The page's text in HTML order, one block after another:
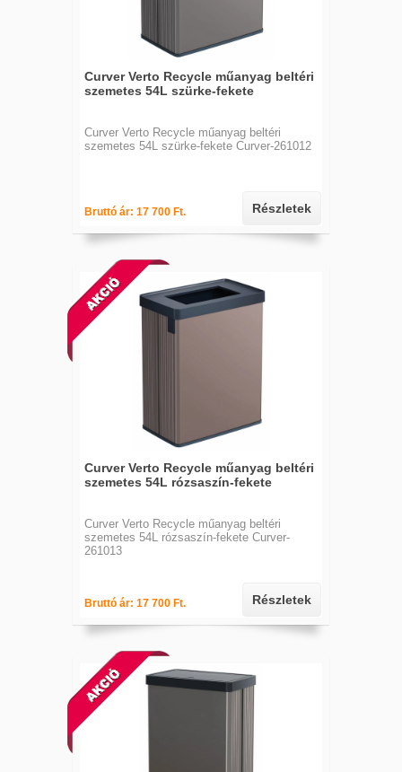
Curver Verto Recycle műanyag beltéri
szemetes 54L szürke-fekete
Curver Verto Recycle műanyag beltéri
szemetes 54L szürke-fekete Curver-261012
Bruttó ár: 17 700 Ft. Részletek
Curver Verto Recycle műanyag beltéri
szemetes 54L rózsaszín-fekete
Curver Verto Recycle műanyag beltéri
szemetes 54L rózsaszín-fekete Curver-
261013
Bruttó ár: 17 700 Ft. Részletek